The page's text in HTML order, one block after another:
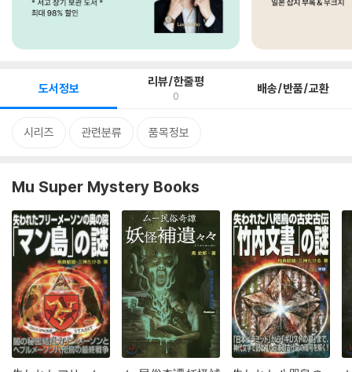
도서정보 리뷰/한줄평
0 배송/반품/교환
시리즈 관련분류 품목정보
Mu Super Mystery Books